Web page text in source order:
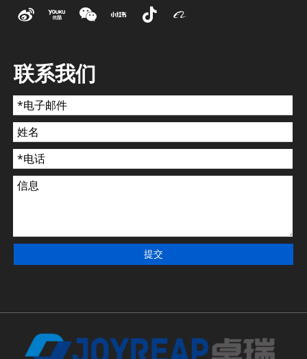
联系我们
提交